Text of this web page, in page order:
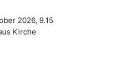
2026, 9.15
Kirche